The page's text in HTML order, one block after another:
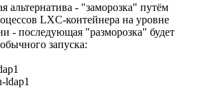
альтернатива - "заморозка" путём
LXC-контейнера на уровне
- последующая "разморозка" будет
запуска:
ldap1